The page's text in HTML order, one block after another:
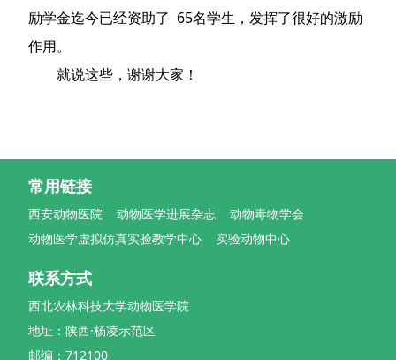
励学金迄今已经资助了 65名学生，发挥了很好的激励
作用。
就说这些，谢谢大家！
常用链接
西安动物医院 动物医学进展杂志
动物毒物学会
动物医学虚拟仿真实验教学中心
实验动物中心
联系方式
西北农林科技大学动物医学院
地址：陕西·杨凌示范区
邮编：712100